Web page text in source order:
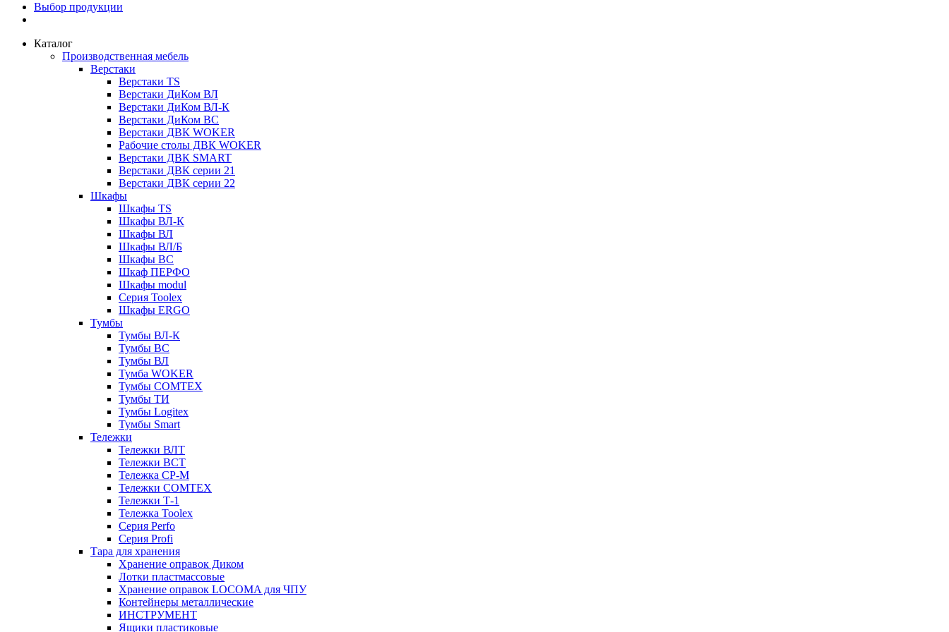
Выбор продукции
Каталог
Производственная мебель
Верстаки
Верстаки TS
Верстаки ДиКом ВЛ
Верстаки ДиКом ВЛ-К
Верстаки ДиКом ВС
Верстаки ДВК WOKER
Рабочие столы ДВК WOKER
Верстаки ДВК SMART
Верстаки ДВК серии 21
Верстаки ДВК серии 22
Шкафы
Шкафы TS
Шкафы ВЛ-К
Шкафы ВЛ
Шкафы ВЛ/Б
Шкафы ВС
Шкаф ПЕРФО
Шкафы modul
Серия Toolex
Шкафы ERGO
Тумбы
Тумбы ВЛ-К
Тумбы ВС
Тумбы ВЛ
Тумба WOKER
Тумбы COMTEX
Тумбы ТИ
Тумбы Logitex
Тумбы Smart
Тележки
Тележки ВЛТ
Тележки ВСТ
Тележка СР-М
Тележки COMTEX
Тележки Т-1
Тележка Toolex
Серия Perfo
Серия Profi
Тара для хранения
Хранение оправок Диком
Лотки пластмассовые
Хранение оправок LOCOMA для ЧПУ
Контейнеры металлические
ИНСТРУМЕНТ
Ящики пластиковые